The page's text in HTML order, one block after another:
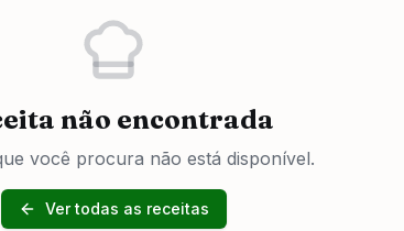
não encontrada
você procura não está disponível.
Ver todas as receitas